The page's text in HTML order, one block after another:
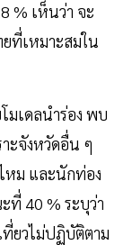
% เห็นว่า จะ
ที่เหมาะสมใน
มเดลนำร่อง พบ
ะจังหวัดอื่น ๆ
หม และนักท่อง
ที่ 40 % ระบุว่า
ที่ยวไม่ปฏิบัติตาม